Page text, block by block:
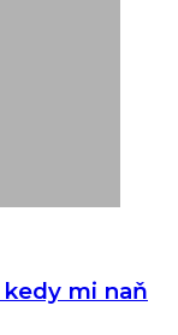
mi naň